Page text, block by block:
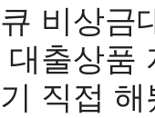
비상금
대출상품
직접 해